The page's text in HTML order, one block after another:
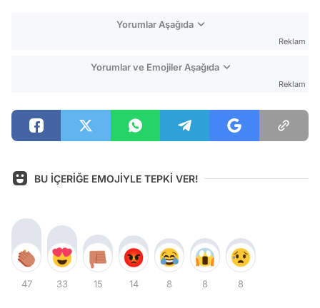
Yorumlar Aşağıda
Reklam
Yorumlar ve Emojiler Aşağıda
Reklam
BU İÇERİĞE EMOJİYLE TEPKİ VER!
47 33 15 14 8 8 8